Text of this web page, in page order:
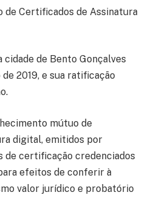
de Certificados de Assinatura
cidade de Bento Gonçalves
2019, e sua ratificação
mútuo de
digital, emitidos por
de certificação credenciados
efeitos de conferir à
valor jurídico e probatório